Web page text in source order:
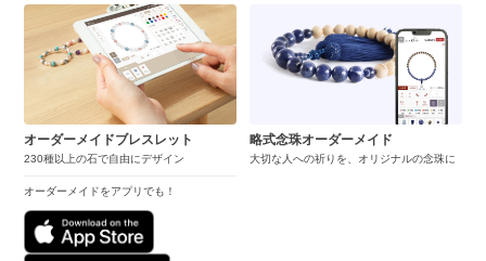
オーダーメイドブレスレット
230種以上の石で自由にデザイン
オーダーメイドをアプリでも！
略式念珠オーダーメイド
大切な人への祈りを、オリジナルの念珠に